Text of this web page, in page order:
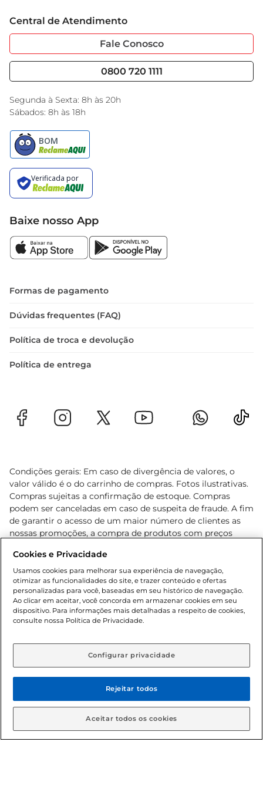
Sobre Privacidade
Portal do Fornecedo
Nossas Lojas
Garantia Estendida
Serviços
Black Friday
Encarte do Dia
Central de Atendimento
Fale Conosco
0800 720 1111
Segunda à Sexta: 8h às 20h
Sábados: 8h às 18h
Baixe nosso App
Formas de pagamento
Dúvidas frequentes (FAQ)
Política de troca e devolução
Política de entrega
Condições gerais: Em caso de divergência de valores, o
valor válido é o do carrinho de compras. Fotos ilustrativas.
Compras sujeitas a confirmação de estoque. Compras
podem ser canceladas em caso de suspeita de fraude. A fim
de garantir o acesso de um maior número de clientes as
nossas promoções, a compra de produtos com preços
cliente. Os preços, ofertas e condições são exclusivos para
o e-commerce e válidos durante o dia de hoje, podendo
sofrer alterações sem prévia notificação. Proibida a venda
de bebidas alcoólicas para menores de 18 anos, conforme
Lei n.º 8069/90, art. 81, inciso II (Estatuto da Criança e do
Adolescente). Preços e condições exclusivos para o
aviso prévio. O valor mínimo para as compras on-line é de
© 2026 Copyright. Todos os direitos
reservados Gbarbosa.
Cookies e Privacidade
Usamos cookies para melhorar sua experiência de navegação,
otimizar as funcionalidades do site, e trazer conteúdo e ofertas
personalizadas para você, baseadas em seu histórico de navegação.
Ao clicar em aceitar, você concorda em armazenar cookies em seu
dispositivo. Para informações mais detalhadas a respeito de cookies,
consulte nossa Política de Privacidade.
Configurar privacidade
Rejeitar todos
Aceitar todos os cookies